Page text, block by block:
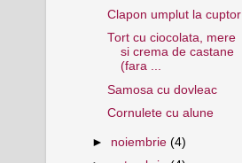
Clapon umplut la cuptor
Tort cu ciocolata, mere
si crema de castane
(fara ...
Samosa cu dovleac
Cornulete cu alune
► noiembrie(4)